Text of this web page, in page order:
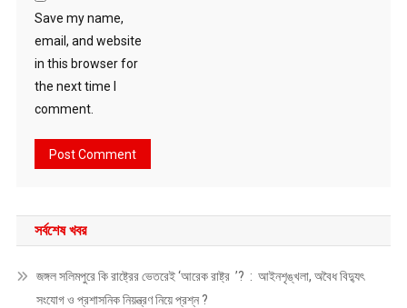
Save my name,
email, and website
in this browser for
the next time I
comment.
সর্বশেষ খবর
জঙ্গল সলিমপুরে কি রাষ্ট্রের ভেতরেই ‘আরেক রাষ্ট্র ’? : আইনশৃঙ্খলা, অবৈধ বিদ্যুৎ
সংযোগ ও প্রশাসনিক নিয়ন্ত্রণ নিয়ে প্রশ্ন ?